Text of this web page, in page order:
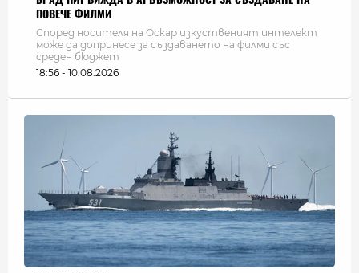
ПОВЕЧЕ ФИЛМИ
Според носителя на Оскар изкуственият интелект
може да допринесе за създаването на филми със
среден бюджет
18:56 - 10.08.2026